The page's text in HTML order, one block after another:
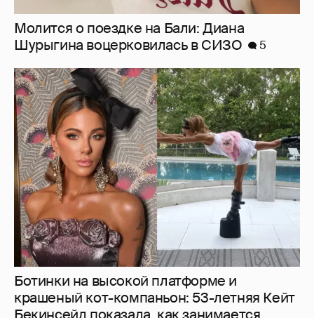
Ботинки на высокой платформе и
крашеный кот-компаньон: 53-летняя Кейт
Бекинсейл показала, как занимается
йогой
13